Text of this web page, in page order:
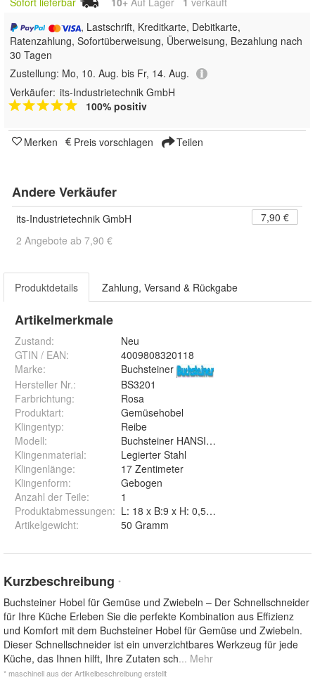
, Lastschrift, Kreditkarte, Debitkarte,
Ratenzahlung, Sofortüberweisung, Überweisung, Bezahlung nach
30 Tagen
Zustellung: Mo, 10. Aug. bis Fr, 14. Aug.
Verkäufer: its-Industrietechnik GmbH
100% positiv
Merken Preis vorschlagen Teilen
Andere Verkäufer
its-Industrietechnik GmbH
7,90 €
2 Angebote ab 7,90 €
Produktdetails Zahlung, Versand & Rückgabe
Artikelmerkmale
Zustand:
Neu
GTIN / EAN:
4009808320118
Marke:
Buchsteiner
Hersteller Nr.:
BS3201
Farbrichtung:
Rosa
Produktart:
Gemüsehobel
Klingentyp:
Reibe
Modell:
Buchsteiner HANSI-Gemüsehobel
Klingenmaterial:
Legierter Stahl
Klingenlänge:
17 Zentimeter
Klingenform:
Gebogen
Anzahl der Teile:
1
Produktabmessungen: L: 18 x B:9 x H: 0,5 cm
Artikelgewicht: 50 Gramm
Kurzbeschreibung *
Buchsteiner Hobel für Gemüse und Zwiebeln – Der Schnellschneider
für Ihre Küche Erleben Sie die perfekte Kombination aus Effizienz
und Komfort mit dem Buchsteiner Hobel für Gemüse und Zwiebeln.
Dieser Schnellschneider ist ein unverzichtbares Werkzeug für jede
Küche, das Ihnen hilft, Ihre Zutaten sch... Mehr
* maschinell aus der Artikelbeschreibung erstellt